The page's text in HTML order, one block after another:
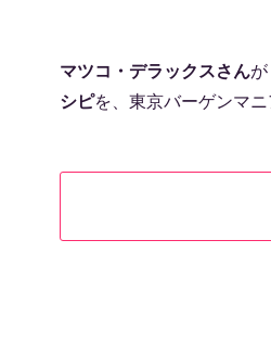
マツコ・デラックスさん
シピを、東京バーゲンマ